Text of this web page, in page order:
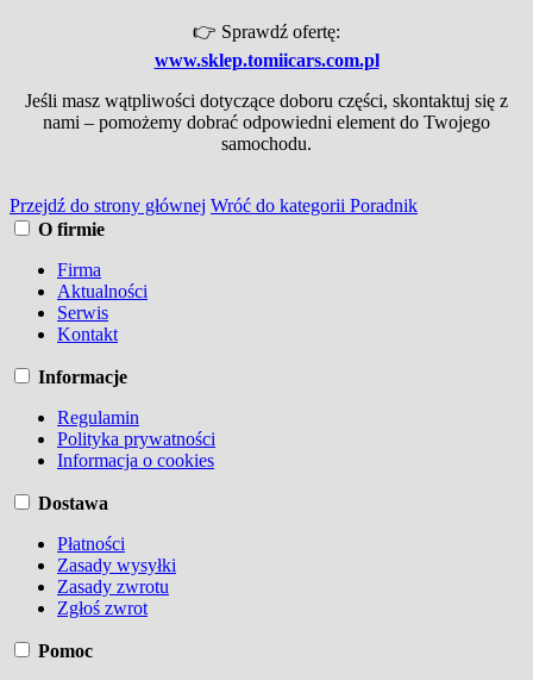
👉 Sprawdź ofertę:
www.sklep.tomiicars.com.pl
Jeśli masz wątpliwości dotyczące doboru części, skontaktuj się z
nami – pomożemy dobrać odpowiedni element do Twojego
samochodu.
Przejdź do strony głównej Wróć do kategorii Poradnik
O firmie
Firma
Aktualności
Serwis
Kontakt
Informacje
Regulamin
Polityka prywatności
Informacja o cookies
Dostawa
Płatności
Zasady wysyłki
Zasady zwrotu
Zgłoś zwrot
Pomoc